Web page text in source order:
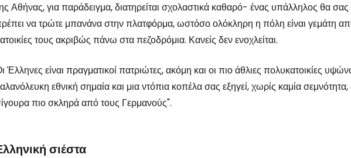
Αθήνας, για παράδειγμα, διατηρείται σχολαστικά καθαρό- ένας υπάλληλος θα σας
να τρώτε μπανάνα στην πλατφόρμα, ωστόσο ολόκληρη η πόλη είναι γεμάτη
τους ακριβώς πάνω στα πεζοδρόμια. Κανείς δεν ενοχλείται.
Έλληνες είναι πραγματικοί πατριώτες, ακόμη και οι πιο άθλιες πολυκατοικίες
εθνική σημαία και μια ντόπια κοπέλα σας εξηγεί, χωρίς καμία
πιο σκληρά από τους Γερμανούς".
σιέστα
Συνδεθείτε στο
Συνεχίστε με την Google